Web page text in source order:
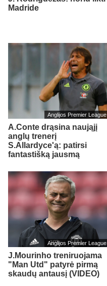
Madride
Anglijos Premier League
A.Conte drąsina naująjį
anglų trenerį
S.Allardyce'ą: patirsi
fantastišką jausmą
Anglijos Premier League
J.Mourinho treniruojama
"Man Utd" patyrė pirmą
skaudų antausį (VIDEO)